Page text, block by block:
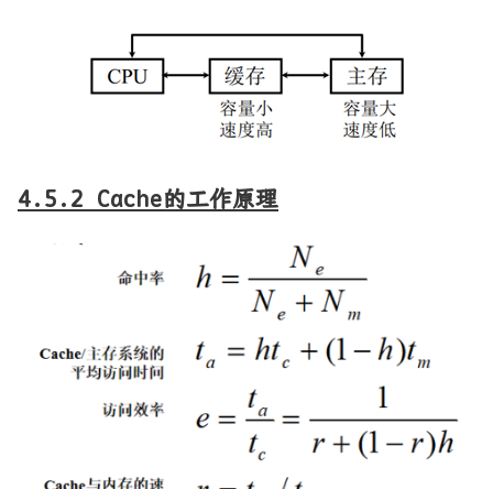
4.5.2 Cache的工作原理